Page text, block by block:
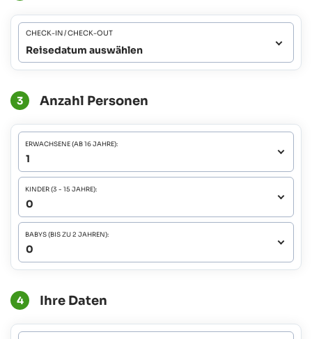
CHECK-IN / CHECK-OUT
Reisedatum auswählen
3 Anzahl Personen
ERWACHSENE (AB 16 JAHRE):
KINDER (3 - 15 JAHRE):
BABYS (BIS ZU 2 JAHREN):
4 Ihre Daten